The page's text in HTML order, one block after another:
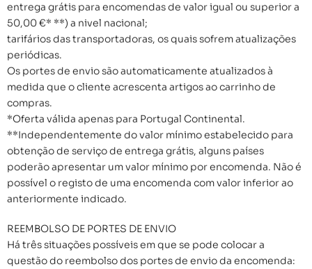
entrega grátis para encomendas de valor igual ou superior a
50,00 €* **) a nivel nacional;
tarifários das transportadoras, os quais sofrem atualizações
periódicas.
Os portes de envio são automaticamente atualizados à
medida que o cliente acrescenta artigos ao carrinho de
compras.
*Oferta válida apenas para Portugal Continental.
**Independentemente do valor mínimo estabelecido para
obtenção de serviço de entrega grátis, alguns países
poderão apresentar um valor mínimo por encomenda. Não é
possível o registo de uma encomenda com valor inferior ao
anteriormente indicado.
REEMBOLSO DE PORTES DE ENVIO
Há três situações possíveis em que se pode colocar a
questão do reembolso dos portes de envio da encomenda: